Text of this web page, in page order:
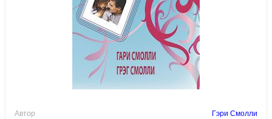
Автор
Гэри Смолли